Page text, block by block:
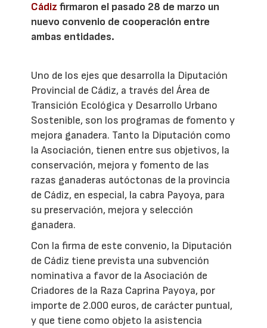
Cádizfirmaron el pasado 28 de marzo un
nuevo convenio de cooperación entre
ambas entidades.
Uno de los ejes que desarrolla la Diputación
Provincial de Cádiz, a través del Área de
Transición Ecológica y Desarrollo Urbano
Sostenible, son los programas de fomento y
mejora ganadera. Tanto la Diputación como
la Asociación, tienen entre sus objetivos, la
conservación, mejora y fomento de las
razas ganaderas autóctonas de la provincia
de Cádiz, en especial, la cabra Payoya, para
su preservación, mejora y selección
ganadera.
Con la firma de este convenio, la Diputación
de Cádiz tiene prevista una subvención
nominativa a favor de la Asociación de
Criadores de la Raza Caprina Payoya, por
importe de 2.000 euros, de carácter puntual,
y que tiene como objeto la asistencia